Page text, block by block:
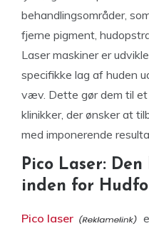
behandlingsområder,
fjerne pigment,
Laser maskiner er
specifikke lag af huden
væv. Dette gør dem til
klinikker, der ønsker at
med imponerende
Pico Laser:
inden for
Pico laser